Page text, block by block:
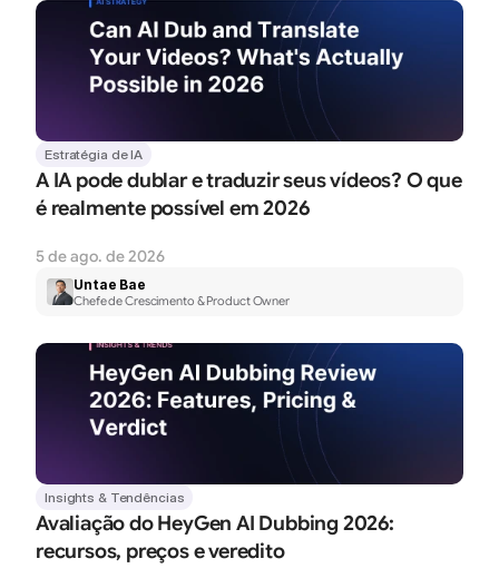
Estratégia de IA
A IA pode dublar e traduzir seus vídeos? O que
é realmente possível em 2026
5 de ago. de 2026
Untae Bae
Chefe de Crescimento & Product Owner
Insights & Tendências
Avaliação do HeyGen AI Dubbing 2026:
recursos, preços e veredito